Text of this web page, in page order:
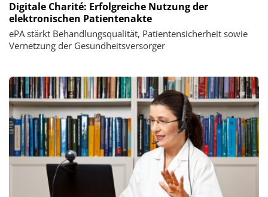
Digitale Charité: Erfolgreiche Nutzung der
elektronischen Patientenakte
ePA stärkt Behandlungsqualität, Patientensicherheit sowie
Vernetzung der Gesundheitsversorger